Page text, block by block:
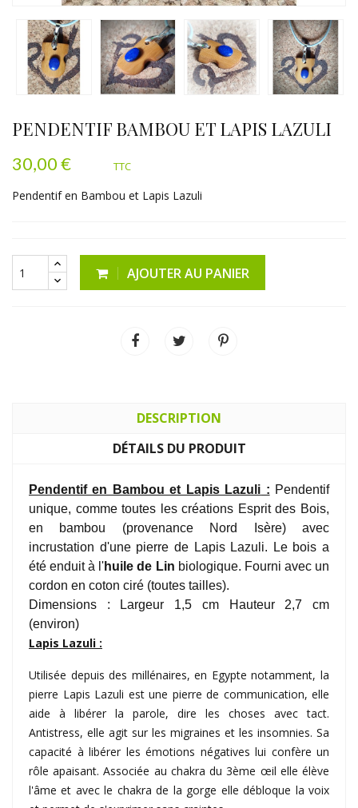
PENDENTIF BAMBOU ET LAPIS LAZULI
30,00 € TTC
Pendentif en Bambou et Lapis Lazuli
AJOUTER AU PANIER
DESCRIPTION
DÉTAILS DU PRODUIT
Pendentif en Bambou et Lapis Lazuli : Pendentif
unique, comme toutes les créations Esprit des Bois,
en bambou (provenance Nord Isère) avec
incrustation d'une pierre de Lapis Lazuli. Le bois a
été enduit à l'huile de Lin biologique. Fourni avec un
cordon en coton ciré (toutes tailles).
Dimensions : Largeur 1,5 cm Hauteur 2,7 cm
(environ)
Lapis Lazuli :
Utilisée depuis des millénaires, en Egypte notamment, la
pierre Lapis Lazuli est une pierre de communication, elle
aide à libérer la parole, dire les choses avec tact.
Antistress, elle agit sur les migraines et les insomnies. Sa
capacité à libérer les émotions négatives lui confère un
rôle apaisant. Associée au chakra du 3ème œil elle élève
l'âme et avec le chakra de la gorge elle débloque la voix